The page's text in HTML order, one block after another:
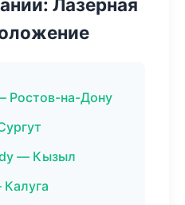
Лазерная
Ростов-на-Дону
— Кызыл